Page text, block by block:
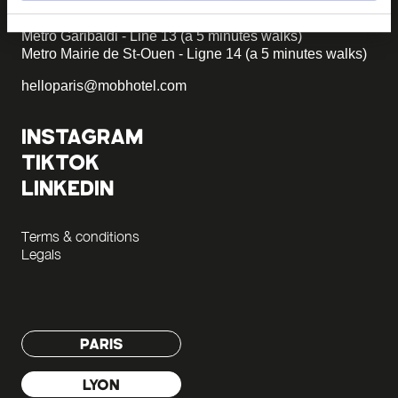
Parking on site - Book
Metro Garibaldi - Line 13 (a 5 minutes walks)
Metro Mairie de St-Ouen - Ligne 14 (a 5 minutes walks)
helloparis@mobhotel.com
INSTAGRAM
TIKTOK
LINKEDIN
Terms & conditions
Legals
PARIS
LYON